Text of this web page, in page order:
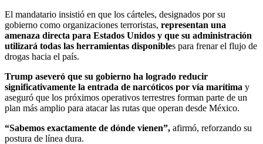
El mandatario insistió en que los cárteles, designados por su
gobierno como organizaciones terroristas, representan una
amenaza directa para Estados Unidos y que su administración
utilizará todas las herramientas disponibles para frenar el flujo de
drogas hacia el país.
Trump aseveró que su gobierno ha logrado reducir
significativamente la entrada de narcóticos por vía marítima y
aseguró que los próximos operativos terrestres forman parte de un
plan más amplio para atacar las rutas que operan desde México.
“Sabemos exactamente de dónde vienen”, afirmó, reforzando su
postura de línea dura.